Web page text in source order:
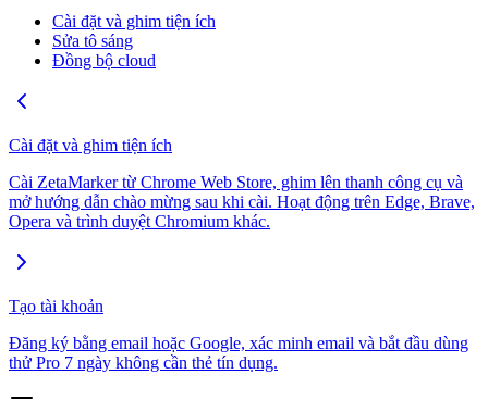
Cài đặt và ghim tiện ích
Sửa tô sáng
Đồng bộ cloud
Cài đặt và ghim tiện ích
Cài ZetaMarker từ Chrome Web Store, ghim lên thanh công cụ và
mở hướng dẫn chào mừng sau khi cài. Hoạt động trên Edge, Brave,
Opera và trình duyệt Chromium khác.
Tạo tài khoản
Đăng ký bằng email hoặc Google, xác minh email và bắt đầu dùng
thử Pro 7 ngày không cần thẻ tín dụng.